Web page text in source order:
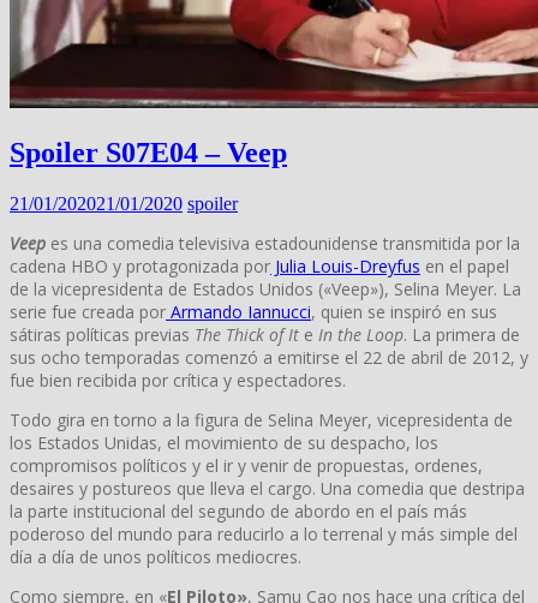
Spoiler S07E04 – Veep
21/01/202021/01/2020 spoiler
Veep es una comedia televisiva estadounidense transmitida por la
cadena HBO y protagonizada por Julia Louis-Dreyfus en el papel
de la vicepresidenta de Estados Unidos («Veep»), Selina Meyer. La
serie fue creada por Armando Iannucci, quien se inspiró en sus
sátiras políticas previas The Thick of It e In the Loop. La primera de
sus ocho temporadas comenzó a emitirse el 22 de abril de 2012, y
fue bien recibida por crítica y espectadores.
Todo gira en torno a la figura de Selina Meyer, vicepresidenta de
los Estados Unidas, el movimiento de su despacho, los
compromisos políticos y el ir y venir de propuestas, ordenes,
desaires y postureos que lleva el cargo. Una comedia que destripa
la parte institucional del segundo de abordo en el país más
poderoso del mundo para reducirlo a lo terrenal y más simple del
día a día de unos políticos mediocres.
Como siempre, en «El Piloto», Samu Cao nos hace una crítica del